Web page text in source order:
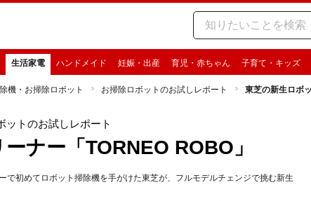
生活家電 ハンドメイド 妊娠・出産 育児・赤ちゃん 子育て・キッズ
機・お掃除ロボット お掃除ロボットのお試しレポート 東芝の新生ロボ
ットのお試しレポート
ナー「TORNEO ROBO」
初めてロボット掃除機を手がけた東芝が、フルモデルチェンジで挑む新生